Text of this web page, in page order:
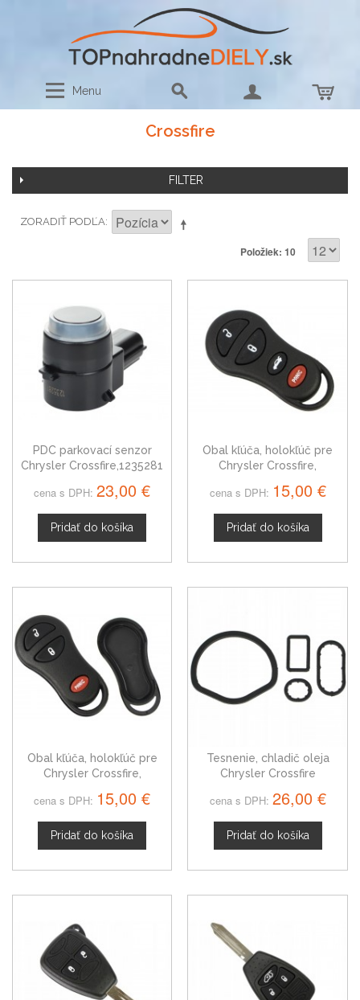
Menu
Crossfire
FILTER
ZORADIŤ PODĽA
Položiek: 10
PDC parkovací senzor
Chrysler Crossfire,1235281
cena s DPH: 23,00 €
Pridať do košíka
Obal kľúča, holokľúč pre
Chrysler Crossfire,
cena s DPH: 15,00 €
Pridať do košíka
Obal kľúča, holokľúč pre
Chrysler Crossfire,
cena s DPH: 15,00 €
Pridať do košíka
Tesnenie, chladič oleja
Chrysler Crossfire
cena s DPH: 26,00 €
Pridať do košíka